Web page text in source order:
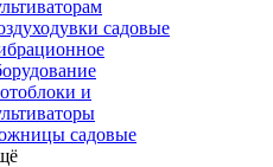
садовые
и
садовые